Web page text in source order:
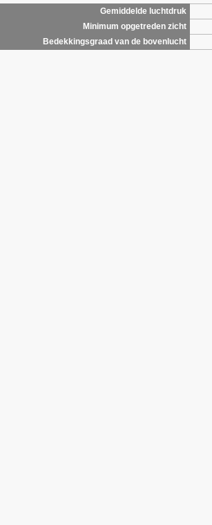
Gemiddelde luchtdruk
Minimum opgetreden zicht
Bedekkingsgraad van de bovenlucht